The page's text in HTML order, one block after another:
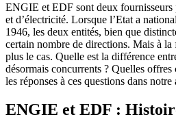
ENGIE et EDF sont deux fournisseurs
et d’électricité. Lorsque l’Etat a
1946, les deux entités, bien que
certain nombre de directions. Mais à la
plus le cas. Quelle est la différence
désormais concurrents ? Quelles
les réponses à ces questions dans
ENGIE et EDF :